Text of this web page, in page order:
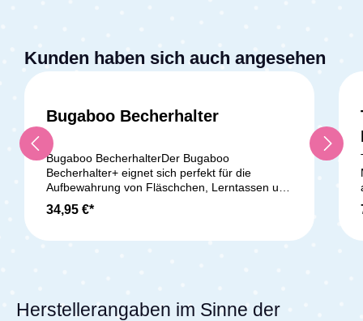
Kunden haben sich auch angesehen
Durchschnittliche Bewertung
Bugaboo Becherhalter
Bugaboo BecherhalterDer Bugaboo
Becherhalter+ eignet sich perfekt für die
Aufbewahrung von Fläschchen, Lerntassen und
anderen Getränken bis zu einer Menge von 500
ml. Er lässt sich am Schiebebügel anbringen
Kinderwagen Modelle
34,95 €*
Herstellerangaben im Sinne der